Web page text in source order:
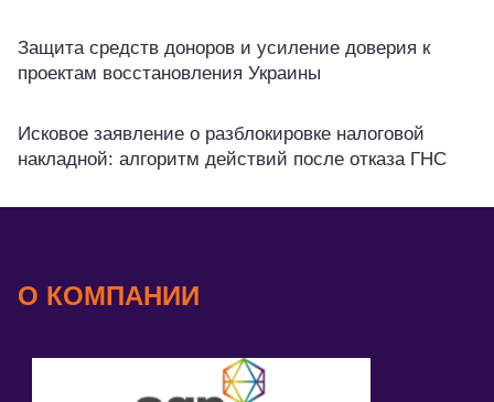
Защита средств доноров и усиление доверия к
проектам восстановления Украины
Исковое заявление о разблокировке налоговой
накладной: алгоритм действий после отказа ГНС
О КОМПАНИИ